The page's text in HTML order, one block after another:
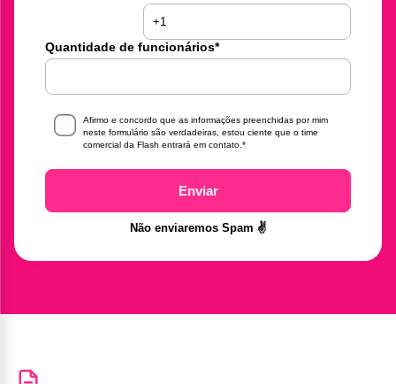
Quantidade de funcionários*
Afirmo e concordo que as informações preenchidas por mim
neste formulário são verdadeiras, estou ciente que o time
comercial da Flash entrará em contato. *
Enviar
Não enviaremos Spam ✌️